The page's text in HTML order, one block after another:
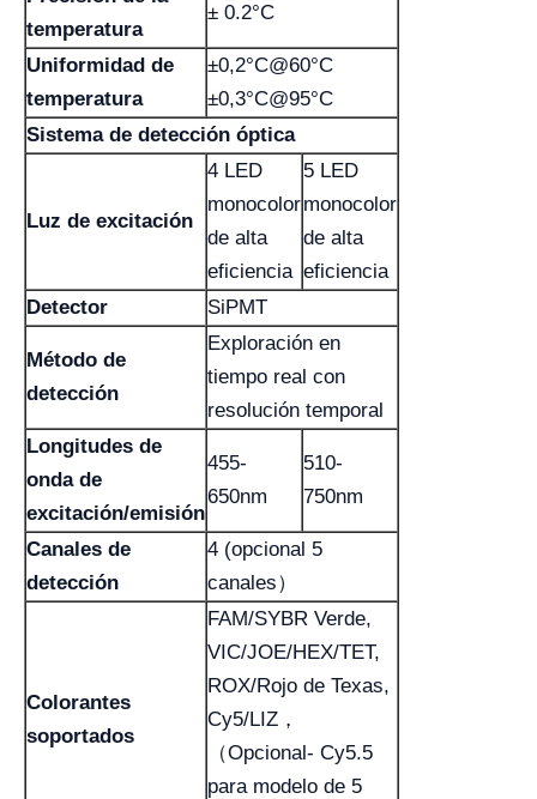
temperatura
± 0.2°C
Uniformidad de
temperatura
±0,2°C@60°C
±0,3°C@95°C
Sistema de detección óptica
Luz de excitación
4 LED
monocolor
de alta
eficiencia
5 LED
monocolor
de alta
eficiencia
Detector
SiPMT
Método de
detección
Exploración en
tiempo real con
resolución temporal
Longitudes de
onda de
excitación/emisión
455-
650nm
510-
750nm
Canales de
detección
4 (opcional 5
canales）
Colorantes
soportados
FAM/SYBR Verde,
VIC/JOE/HEX/TET,
ROX/Rojo de Texas,
Cy5/LIZ，
（Opcional- Cy5.5
para modelo de 5